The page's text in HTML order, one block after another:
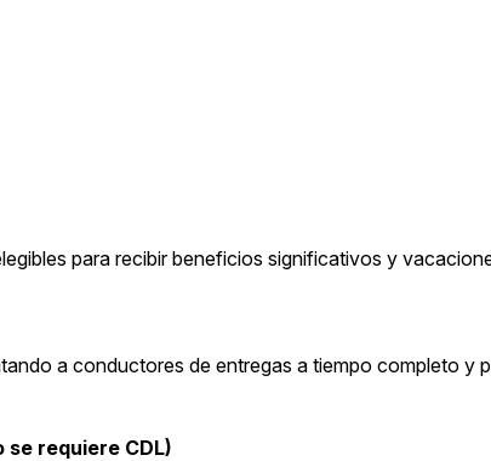
para recibir beneficios significativos y
a conductores de entregas a tiempo completo y
se requiere CDL)